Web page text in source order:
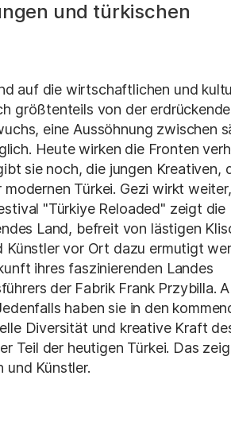
und türkischen
auf die wirtschaftlichen und
größtenteils von der
eine Aussöhnung zwischen
Heute wirken die Fronten
sie noch, die jungen Kreativen,
Türkei. Gezi wirkt
"Türkiye Reloaded" zeigt die
Land, befreit von lästigen
Künstler vor Ort dazu ermutigt
ihres faszinierenden Landes
der Fabrik Frank Przybilla.
haben sie in den
Diversität und kreative Kraft
Teil der heutigen Türkei. Das
und Künstler.